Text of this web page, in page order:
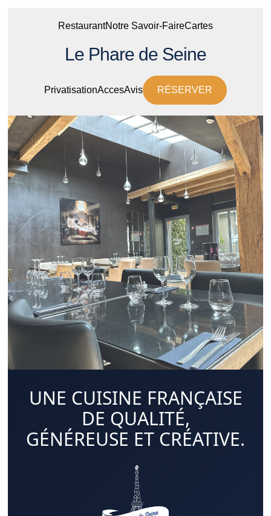
RestaurantNotre Savoir-FaireCartes
Le Phare de Seine
PrivatisationAccesAvis RÉSERVER
UNE CUISINE FRANÇAISE
DE QUALITÉ,
GÉNÉREUSE ET CRÉATIVE.